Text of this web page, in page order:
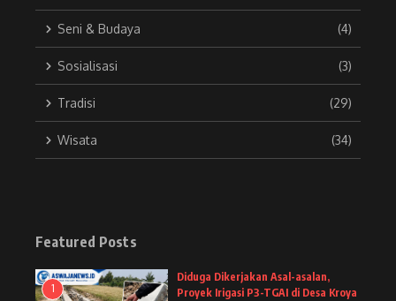
Seni & Budaya (4)
Sosialisasi (3)
Tradisi (29)
Wisata (34)
Featured Posts
1
Diduga Dikerjakan Asal-asalan,
Proyek Irigasi P3-TGAI di Desa Kroya